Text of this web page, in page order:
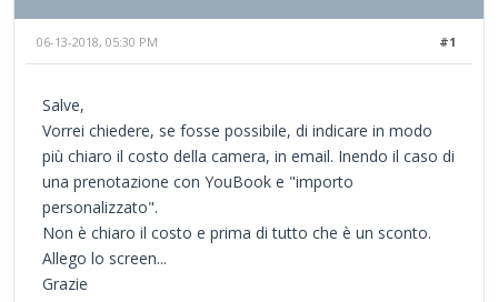
#1
06-13-2018, 05:30 PM
Salve,
Vorrei chiedere, se fosse possibile, di indicare in modo
più chiaro il costo della camera, in email. Inendo il caso di
una prenotazione con YouBook e "importo
personalizzato".
Non è chiaro il costo e prima di tutto che è un sconto.
Allego lo screen...
Grazie